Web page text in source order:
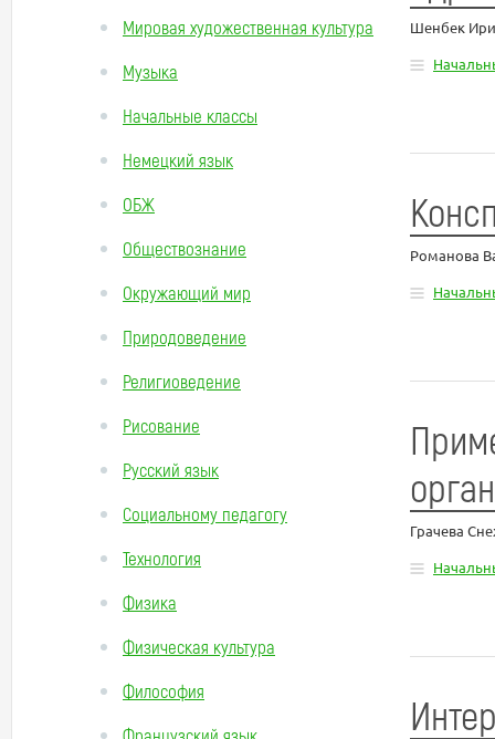
Мировая художественная культура
Музыка
Начальные классы
Немецкий язык
ОБЖ
Обществознание
Окружающий мир
Природоведение
Религиоведение
Рисование
Русский язык
Социальному педагогу
Технология
Физика
Физическая культура
Философия
Французский язык
Шенбек
Романова
Грачева